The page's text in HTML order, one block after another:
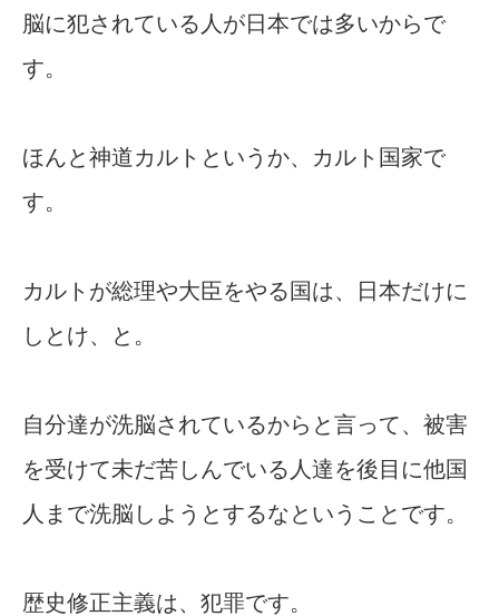
脳に犯されている人が日本では多いからで
す。
ほんと神道カルトというか、カルト国家で
す。
カルトが総理や大臣をやる国は、日本だけに
しとけ、と。
自分達が洗脳されているからと言って、被害
を受けて未だ苦しんでいる人達を後目に他国
人まで洗脳しようとするなということです。
歴史修正主義は、犯罪です。